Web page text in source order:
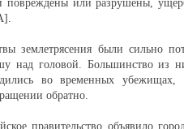
повреждены или разрушены,
землетрясения были сильно
над головой. Большинство из
во временных
обратно.
правительство объявило